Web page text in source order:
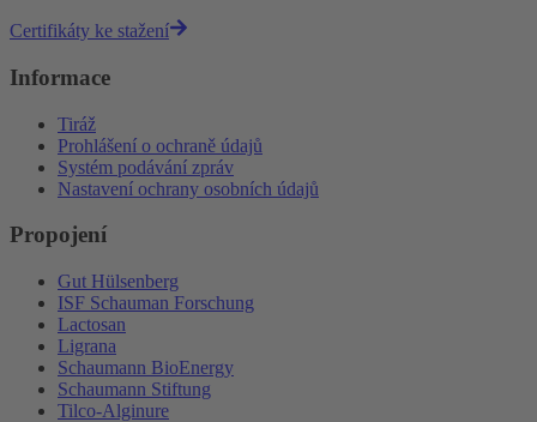
Certifikáty ke stažení
Informace
Tiráž
Prohlášení o ochraně údajů
Systém podávání zpráv
Nastavení ochrany osobních údajů
Propojení
Gut Hülsenberg
ISF Schauman Forschung
Lactosan
Ligrana
Schaumann BioEnergy
Schaumann Stiftung
Tilco-Alginure